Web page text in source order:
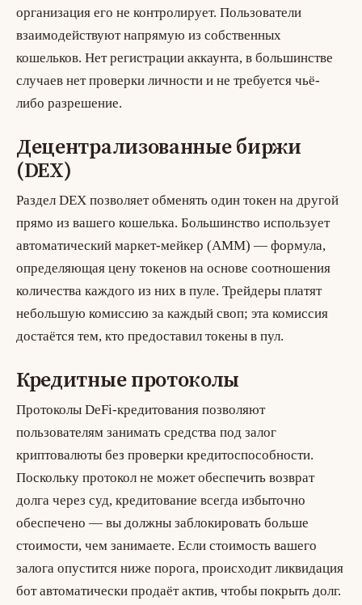
организация его не контролирует. Пользователи
взаимодействуют напрямую из собственных
кошельков. Нет регистрации аккаунта, в большинстве
случаев нет проверки личности и не требуется чьё-
либо разрешение.
Децентрализованные биржи
(DEX)
Раздел DEX позволяет обменять один токен на другой
прямо из вашего кошелька. Большинство использует
автоматический маркет-мейкер (AMM) — формула,
определяющая цену токенов на основе соотношения
количества каждого из них в пуле. Трейдеры платят
небольшую комиссию за каждый своп; эта комиссия
достаётся тем, кто предоставил токены в пул.
Кредитные протоколы
Протоколы DeFi-кредитования позволяют
пользователям занимать средства под залог
криптовалюты без проверки кредитоспособности.
Поскольку протокол не может обеспечить возврат
долга через суд, кредитование всегда избыточно
обеспечено — вы должны заблокировать больше
стоимости, чем занимаете. Если стоимость вашего
залога опустится ниже порога, происходитликвидация
бот автоматически продаёт актив, чтобы покрыть долг.